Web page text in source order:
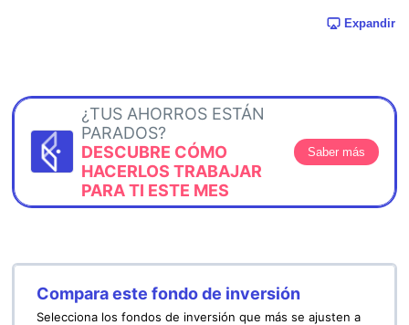
Expandir
¿TUS AHORROS ESTÁN
PARADOS?
DESCUBRE CÓMO
HACERLOS TRABAJAR
PARA TI ESTE MES
Saber más
Compara este fondo de inversión
Selecciona los fondos de inversión que más se ajusten a